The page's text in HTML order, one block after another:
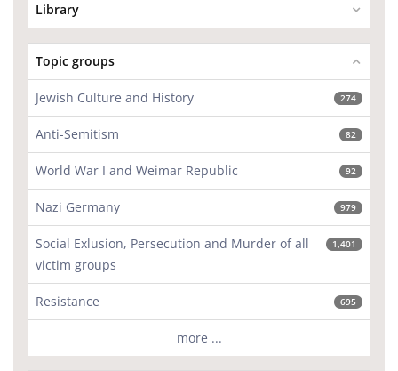
Library
Topic groups
Jewish Culture and History 274
Anti-Semitism 82
World War I and Weimar Republic 92
Nazi Germany 979
Social Exlusion, Persecution and Murder of all
victim groups
1,401
Resistance 695
more ...